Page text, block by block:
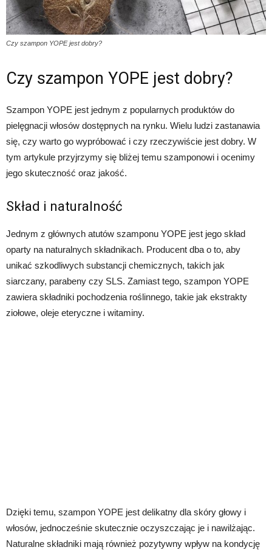
Czy szampon YOPE jest dobry?
Czy szampon YOPE jest dobry?
Szampon YOPE jest jednym z popularnych produktów do
pielęgnacji włosów dostępnych na rynku. Wielu ludzi zastanawia
się, czy warto go wypróbować i czy rzeczywiście jest dobry. W
tym artykule przyjrzymy się bliżej temu szamponowi i ocenimy
jego skuteczność oraz jakość.
Skład i naturalność
Jednym z głównych atutów szamponu YOPE jest jego skład
oparty na naturalnych składnikach. Producent dba o to, aby
unikać szkodliwych substancji chemicznych, takich jak
siarczany, parabeny czy SLS. Zamiast tego, szampon YOPE
zawiera składniki pochodzenia roślinnego, takie jak ekstrakty
ziołowe, oleje eteryczne i witaminy.
Dzięki temu, szampon YOPE jest delikatny dla skóry głowy i
włosów, jednocześnie skutecznie oczyszczając je i nawilżając.
Naturalne składniki mają również pozytywny wpływ na kondycję